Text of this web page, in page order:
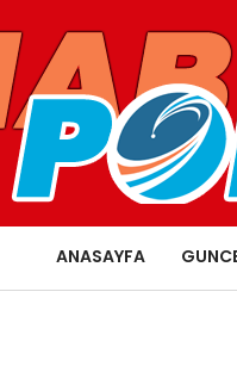
ANASAYFA